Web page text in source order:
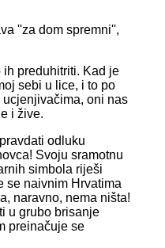
''za dom spremni'',
ih preduhitriti. Kad je
sebi u lice, i to po
oni nas
i žive.
odluku
Svoju sramotnu
simbola riješi
se naivnim Hrvatima
naravno, nema ništa!
u grubo brisanje
preinačuje se